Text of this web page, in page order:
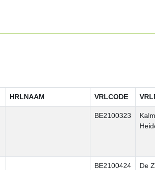
HRLNAAM VRLCODE
BE2100323
BE2100424 De